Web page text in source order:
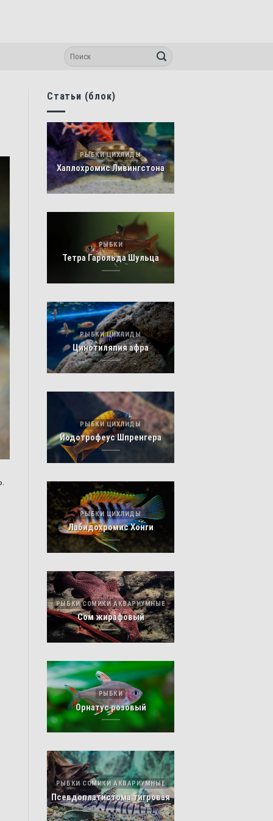
Статьи (блок)
РЫБКИ ЦИХЛИДЫ
Хаплохромис Ливингстона
РЫБКИ
Тетра Гарольда Шульца
РЫБКИ ЦИХЛИДЫ
Цинотиляпия афра
РЫБКИ ЦИХЛИДЫ
Йодотрофеус Шпренгера
РЫБКИ ЦИХЛИДЫ
Лабидохромис Хонги
РЫБКИ СОМИКИ АКВАРИУМНЫЕ
Сом жирафовый
РЫБКИ
Орнатус розовый
РЫБКИ СОМИКИ АКВАРИУМНЫЕ
Псевдоплатистома тигровая